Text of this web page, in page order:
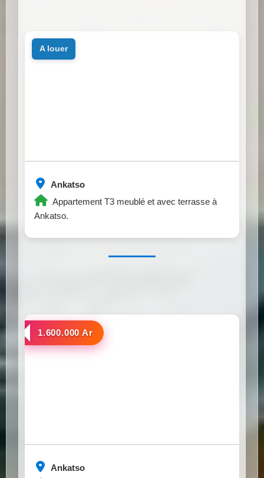
Ankatso
Appartement T3 meublé et avec terrasse à
Ankatso.
a louer
Ankatso
a louer
1.600.000 Ar